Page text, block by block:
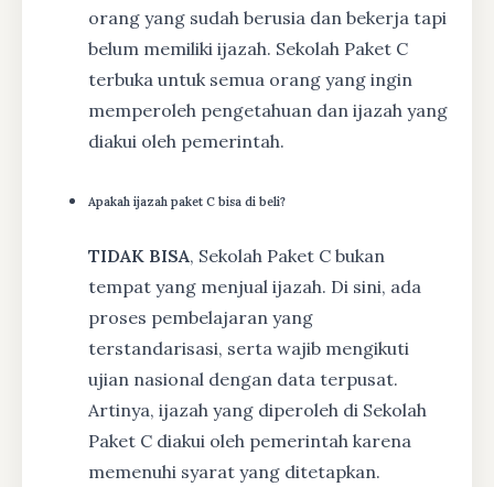
orang yang sudah berusia dan bekerja tapi
belum memiliki ijazah. Sekolah Paket C
terbuka untuk semua orang yang ingin
memperoleh pengetahuan dan ijazah yang
diakui oleh pemerintah.
Apakah ijazah paket C bisa di beli?
TIDAK BISA, Sekolah Paket C bukan
tempat yang menjual ijazah. Di sini, ada
proses pembelajaran yang
terstandarisasi, serta wajib mengikuti
ujian nasional dengan data terpusat.
Artinya, ijazah yang diperoleh di Sekolah
Paket C diakui oleh pemerintah karena
memenuhi syarat yang ditetapkan.